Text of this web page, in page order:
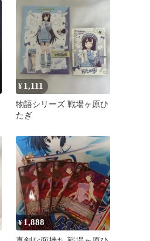
¥ 1,111
物語シリーズ 戦場ヶ原ひ
たぎ
¥1,888